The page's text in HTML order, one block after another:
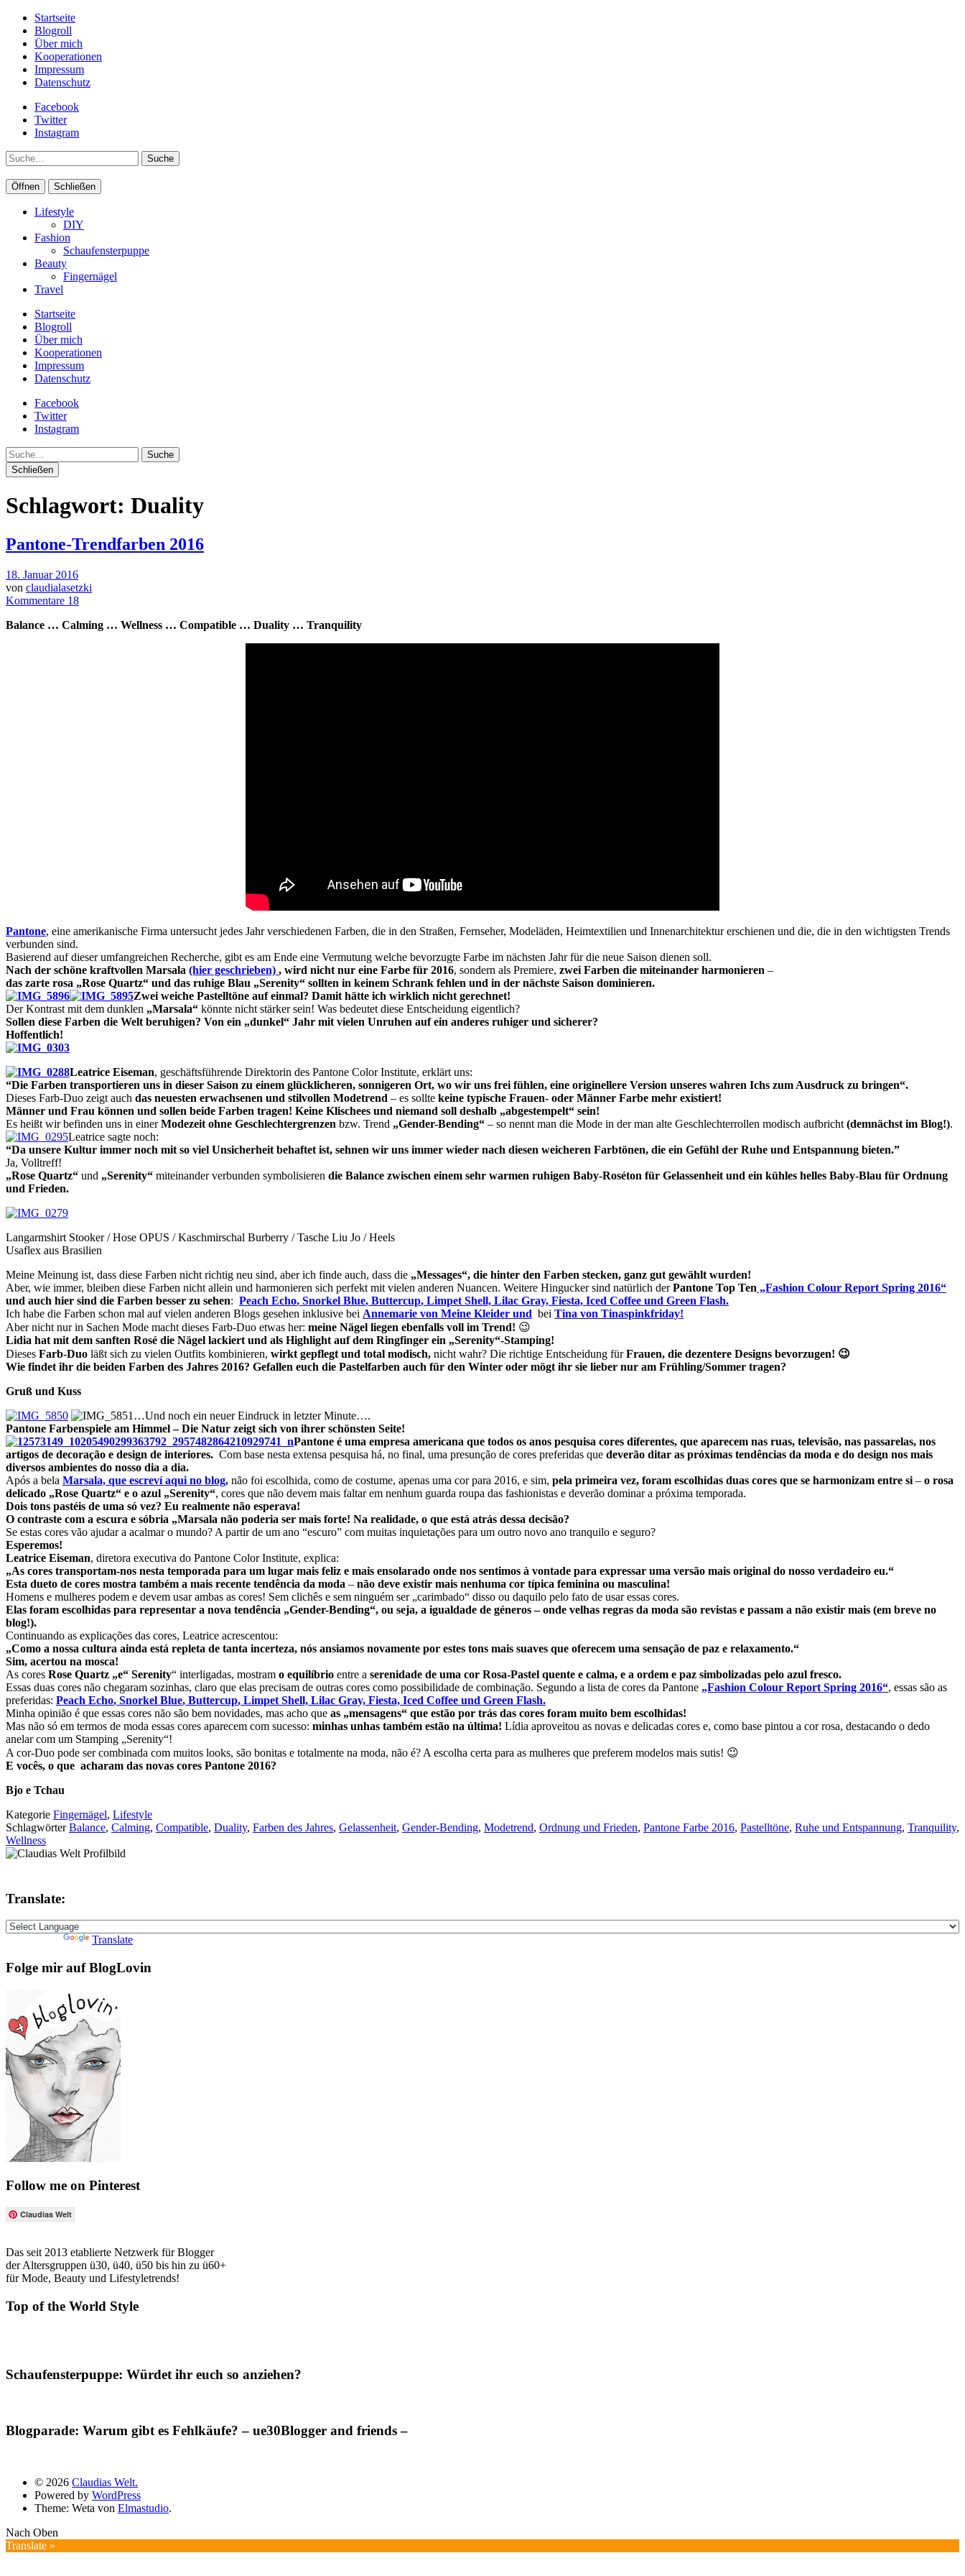
Startseite
Blogroll
Über mich
Kooperationen
Impressum
Datenschutz
Facebook
Twitter
Instagram
Suche
Öffnen Schließen
Lifestyle
DIY
Fashion
Schaufensterpuppe
Beauty
Fingernägel
Travel
Startseite
Blogroll
Über mich
Kooperationen
Impressum
Datenschutz
Facebook
Twitter
Instagram
Suche
Schließen
Schlagwort: Duality
Pantone-Trendfarben 2016
18. Januar 2016
von claudialasetzki
Kommentare 18
Balance … Calming … Wellness … Compatible … Duality … Tranquility
Pantone, eine amerikanische Firma untersucht jedes Jahr verschiedenen Farben, die in den Straßen, Fernseher, Modeläden, Heimtextilien und Innenarchitektur erschienen und die, die in den wichtigsten Trends
verbunden sind.
Basierend auf dieser umfangreichen Recherche, gibt es am Ende eine Vermutung welche bevorzugte Farbe im nächsten Jahr für die neue Saison dienen soll.
Nach der schöne kraftvollen Marsala (hier geschrieben) , wird nicht nur eine Farbe für 2016, sondern als Premiere, zwei Farben die miteinander harmonieren –
das zarte rosa „Rose Quartz“ und das ruhige Blau „Serenity“ sollten in keinem Schrank fehlen und in der nächste Saison dominieren.
Zwei weiche Pastelltöne auf einmal? Damit hätte ich wirklich nicht gerechnet!
Der Kontrast mit dem dunklen „Marsala“ könnte nicht stärker sein! Was bedeutet diese Entscheidung eigentlich?
Sollen diese Farben die Welt beruhigen? Von ein „dunkel“ Jahr mit vielen Unruhen auf ein anderes ruhiger und sicherer?
Hoffentlich!
Leatrice Eiseman, geschäftsführende Direktorin des Pantone Color Institute, erklärt uns:
“Die Farben transportieren uns in dieser Saison zu einem glücklicheren, sonnigeren Ort, wo wir uns frei fühlen, eine originellere Version unseres wahren Ichs zum Ausdruck zu bringen“.
Dieses Farb-Duo zeigt auch das neuesten erwachsenen und stilvollen Modetrend – es sollte keine typische Frauen- oder Männer Farbe mehr existiert!
Männer und Frau können und sollen beide Farben tragen! Keine Klischees und niemand soll deshalb „abgestempelt“ sein!
Es heißt wir befinden uns in einerModezeit ohne Geschlechtergrenzen bzw. Trend „Gender-Bending“ – so nennt man die Mode in der man alte Geschlechterrollen modisch aufbricht (demnächst im Blog!).
Leatrice sagte noch:
“Da unsere Kultur immer noch mit so viel Unsicherheit behaftet ist, sehnen wir uns immer wieder nach diesen weicheren Farbtönen, die ein Gefühl der Ruhe und Entspannung bieten.”
Ja, Volltreff!
„Rose Quartz“ und „Serenity“ miteinander verbunden symbolisieren die Balance zwischen einem sehr warmen ruhigen Baby-Roséton für Gelassenheit und ein kühles helles Baby-Blau für Ordnung
und Frieden.
Langarmshirt Stooker / Hose OPUS / Kaschmirschal Burberry / Tasche Liu Jo / Heels
Usaflex aus Brasilien
Meine Meinung ist, dass diese Farben nicht richtig neu sind, aber ich finde auch, dass die „Messages“, die hinter den Farben stecken, ganz gut gewählt wurden!
Aber, wie immer, bleiben diese Farben nicht allein und harmonieren sich perfekt mit vielen anderen Nuancen. Weitere Hingucker sind natürlich derPantone Top Ten „Fashion Colour Report Spring 2016“
und auch hier sind die Farben besser zu sehen: Peach Echo, Snorkel Blue, Buttercup, Limpet Shell, Lilac Gray, Fiesta, Iced Coffee und Green Flash.
Ich habe die Farben schon mal auf vielen anderen Blogs gesehen inklusive bei Annemarie von Meine Kleider und bei Tina von Tinaspinkfriday!
Aber nicht nur in Sachen Mode macht dieses Farb-Duo etwas her: meine Nägel liegen ebenfalls voll im Trend! 😉
Lidia hat mit dem sanften Rosé die Nägel lackiert und als Highlight auf dem Ringfinger ein „Serenity“-Stamping!
Dieses Farb-Duo läßt sich zu vielen Outfits kombinieren, wirkt gepflegt und total modisch, nicht wahr? Die richtige Entscheidung fürFrauen, die dezentere Designs bevorzugen! 😉
Wie findet ihr die beiden Farben des Jahres 2016? Gefallen euch die Pastelfarben auch für den Winter oder mögt ihr sie lieber nur am Frühling/Sommer tragen?
Gruß und Kuss
…Und noch ein neuer Eindruck in letzter Minute….
Pantone Farbenspiele am Himmel – Die Natur zeigt sich von ihrer schönsten Seite!
Pantone é uma empresa americana que todos os anos pesquisa cores diferentes, que aparecem nas ruas, televisão, nas passarelas, nos
artigos de decoração e design de interiores. Com base nesta extensa pesquisa há, no final, uma presunção de cores preferidas que deverão ditar as próximas tendências da moda e do design nos mais
diversos ambientes do nosso dia a dia.
Após a bela Marsala, que escreví aqui no blog, não foi escolhida, como de costume, apenas uma cor para 2016, e sim, pela primeira vez, foram escolhidas duas cores que se harmonizam entre si – o rosa
delicado „Rose Quartz“ e o azul „Serenity“, cores que não devem mais faltar em nenhum guarda roupa das fashionistas e deverão dominar a próxima temporada.
Dois tons pastéis de uma só vez? Eu realmente não esperava!
O contraste com a escura e sóbria „Marsala não poderia ser mais forte! Na realidade, o que está atrás dessa decisão?
Se estas cores vão ajudar a acalmar o mundo? A partir de um ano “escuro” com muitas inquietações para um outro novo ano tranquilo e seguro?
Esperemos!
Leatrice Eiseman, diretora executiva do Pantone Color Institute, explica:
„As cores transportam-nos nesta temporada para um lugar mais feliz e mais ensolarado onde nos sentimos à vontade para expressar uma versão mais original do nosso verdadeiro eu.“
Esta dueto de cores mostra também a mais recente tendência da moda – não deve existir mais nenhuma cor típica feminina ou masculina!
Homens e mulheres podem e devem usar ambas as cores! Sem clichês e sem ninguém ser „carimbado“ disso ou daquilo pelo fato de usar essas cores.
Elas foram escolhidas para representar a nova tendência „Gender-Bending“, ou seja, a igualdade de géneros– onde velhas regras da moda são revistas e passam a não existir mais (em breve no
blog!).
Continuando as explicações das cores, Leatrice acrescentou:
„Como a nossa cultura ainda está repleta de tanta incerteza, nós ansiamos novamente por estes tons mais suaves que oferecem uma sensação de paz e relaxamento.“
Sim, acertou na mosca!
As cores Rose Quartz „e“ Serenity“ interligadas, mostram o equilíbrio entre a serenidade de uma cor Rosa-Pastel quente e calma, e a ordem e paz simbolizadas pelo azul fresco.
Essas duas cores não chegaram sozinhas, claro que elas precisam de outras cores como possibilidade de combinação. Segundo a lista de cores da Pantone „Fashion Colour Report Spring 2016“, essas são as
preferidas: Peach Echo, Snorkel Blue, Buttercup, Limpet Shell, Lilac Gray, Fiesta, Iced Coffee und Green Flash.
Minha opinião é que essas cores não são bem novidades, mas acho que as „mensagens“ que estão por trás das cores foram muito bem escolhidas!
Mas não só em termos de moda essas cores aparecem com sucesso: minhas unhas também estão na última! Lídia aproveitou as novas e delicadas cores e, como base pintou a cor rosa, destacando o dedo
anelar com um Stamping „Serenity“!
A cor-Duo pode ser combinada com muitos looks, são bonitas e totalmente na moda, não é? A escolha certa para as mulheres que preferem modelos mais sutis! 😉
E vocês, o que acharam das novas cores Pantone 2016?
Bjo e Tchau
Kategorie Fingernägel, Lifestyle
SchlagwörterBalance, Calming, Compatible, Duality, Farben des Jahres, Gelassenheit, Gender-Bending, Modetrend, Ordnung und Frieden, Pantone Farbe 2016, Pastelltöne, Ruhe und Entspannung, Tranquility,
Wellness
Translate:
Translate
Folge mir auf BlogLovin
Follow me on Pinterest
Claudias Welt
Das seit 2013 etablierte Netzwerk für Blogger
der Altersgruppen ü30, ü40, ü50 bis hin zu ü60+
für Mode, Beauty und Lifestyletrends!
Top of the World Style
Schaufensterpuppe: Würdet ihr euch so anziehen?
Blogparade: Warum gibt es Fehlkäufe? – ue30Blogger and friends –
© 2026 Claudias Welt.
Powered by WordPress
Theme: Weta von Elmastudio.
Nach Oben
Translate »